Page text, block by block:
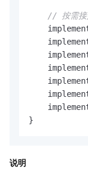
// 按需接
}
说明